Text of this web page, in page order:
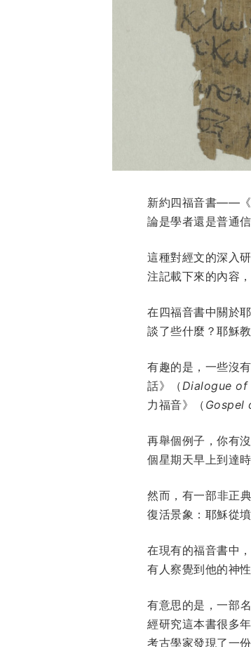
新約四福音書——《
論是學者還是普通
這種對經文的深入
注記載下來的內容
在四福音書中關於
談了些什麼？耶穌
有趣的是，一些沒
話》（ Dialogue
力福音》（ Gospel
再舉個例子，你有
個星期天早上到達
然而，有一部非正
復活景象：耶穌從
在現有的福音書中
有人察覺到他的神
有意思的是，一部
經研究這本書很多
考古學家發現了一